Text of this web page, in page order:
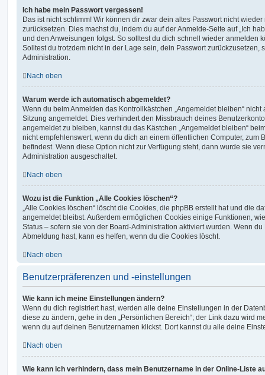
Ich habe mein Passwort vergessen!
Das ist nicht schlimm! Wir können dir zwar dein altes Passwort nicht
zurücksetzen. Dies machst du, indem du auf der Anmelde-Seite auf „Ich
und den Anweisungen folgst. So solltest du dich schnell wieder anmelden
Solltest du trotzdem nicht in der Lage sein, dein Passwort zurückzusetzen,
Administration.
Nach oben
Warum werde ich automatisch abgemeldet?
Wenn du beim Anmelden das Kontrollkästchen „Angemeldet bleiben“
Sitzung angemeldet. Dies verhindert den Missbrauch deines
angemeldet zu bleiben, kannst du das Kästchen „Angemeldet bleiben“
nicht empfehlenswert, wenn du dich an einem öffentlichen Computer, zum
befindest. Wenn diese Option nicht zur Verfügung steht, dann wurde sie
Administration ausgeschaltet.
Nach oben
Wozu ist die Funktion „Alle Cookies löschen“?
„Alle Cookies löschen“ löscht die Cookies, die phpBB erstellt hat und die
angemeldet bleibst. Außerdem ermöglichen Cookies einige Funktionen,
Status – sofern sie von der Board-Administration aktiviert wurden. Wenn
Abmeldung hast, kann es helfen, wenn du die Cookies löscht.
Nach oben
Benutzerpräferenzen und -einstellungen
Wie kann ich meine Einstellungen ändern?
Wenn du dich registriert hast, werden alle deine Einstellungen in der
diese zu ändern, gehe in den „Persönlichen Bereich“; der Link dazu wird
wenn du auf deinen Benutzernamen klickst. Dort kannst du alle deine
Nach oben
Wie kann ich verhindern, dass mein Benutzername in der Online-Liste